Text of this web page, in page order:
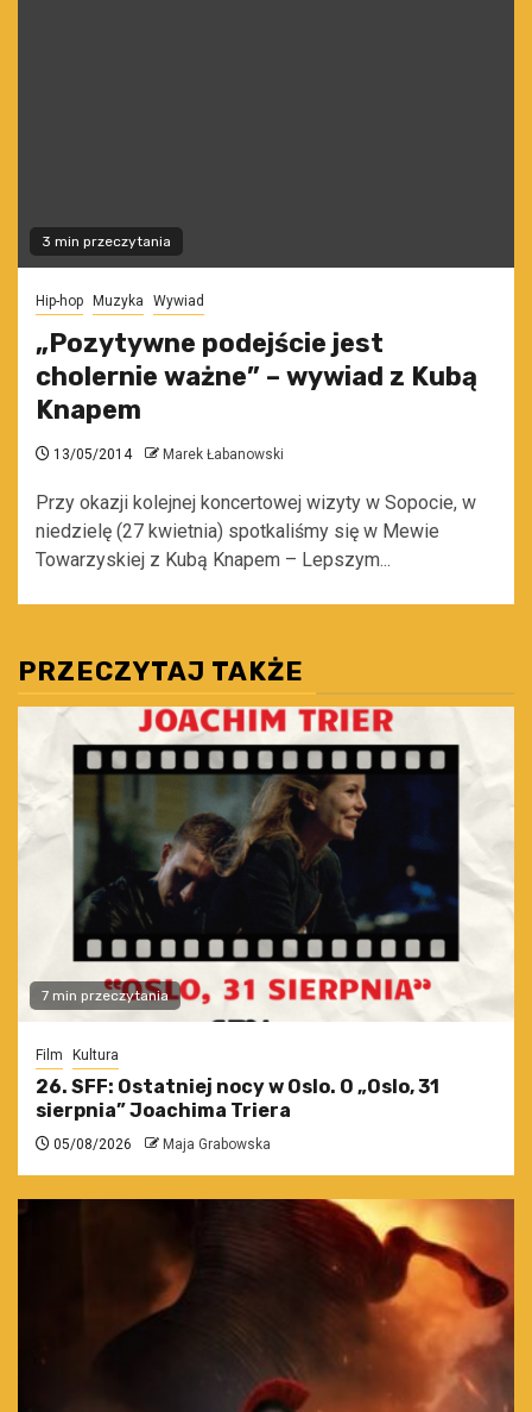
3 min przeczytania
Hip-hop Muzyka Wywiad
„Pozytywne podejście jest
cholernie ważne” – wywiad z Kubą
Knapem
13/05/2014 Marek Łabanowski
Przy okazji kolejnej koncertowej wizyty w Sopocie, w
niedzielę (27 kwietnia) spotkaliśmy się w Mewie
Towarzyskiej z Kubą Knapem – Lepszym...
PRZECZYTAJ TAKŻE
7 min przeczytania
Film Kultura
26. SFF: Ostatniej nocy w Oslo. O „Oslo, 31
sierpnia” Joachima Triera
05/08/2026 Maja Grabowska